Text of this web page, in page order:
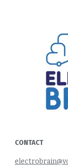
CONTACT